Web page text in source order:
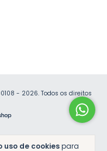
uso de cookiespara
- 2026. Todos os direitos